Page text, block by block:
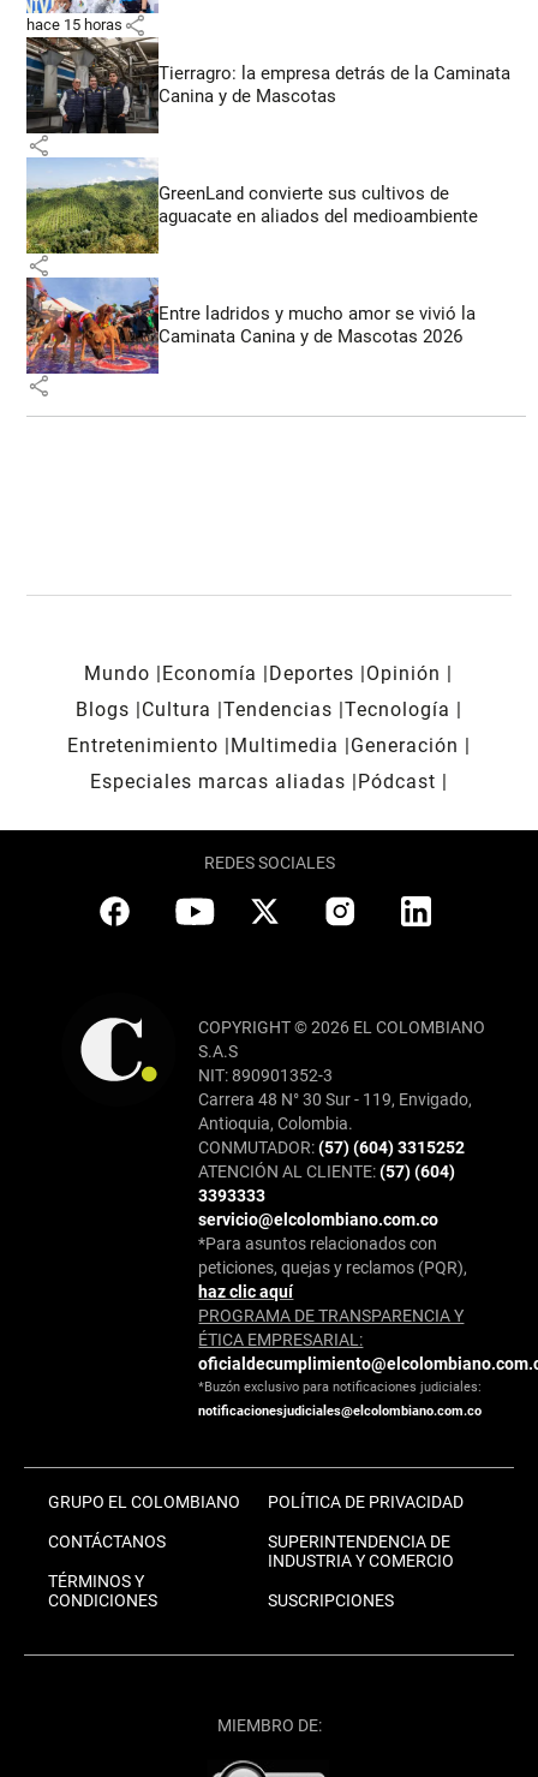
hace 15 horas share
Tierragro: la empresa detrás de la Caminata
Canina y de Mascotas
share
GreenLand convierte sus cultivos de
aguacate en aliados del medioambiente
share
Entre ladridos y mucho amor se vivió la
Caminata Canina y de Mascotas 2026
share
Mundo Economía Deportes
Opinión
Blogs
Cultura Tendencias Tecnología
Entretenimiento
Multimedia
Generación
Especiales marcas aliadas
Pódcast
REDES SOCIALES
COPYRIGHT © 2026 EL COLOMBIANO
S.A.S
NIT: 890901352-3
Carrera 48 N° 30 Sur - 119, Envigado,
Antioquia, Colombia.
CONMUTADOR:(57) (604) 3315252
ATENCIÓN AL CLIENTE:(57) (604)
3393333
servicio@elcolombiano.com.co
*Para asuntos relacionados con
peticiones, quejas y reclamos (PQR),
haz clic aquí
PROGRAMA DE TRANSPARENCIA Y
ÉTICA EMPRESARIAL:
*Buzón exclusivo para notificaciones judiciales:
notificacionesjudiciales@elcolombiano.com.co
GRUPO EL COLOMBIANO
CONTÁCTANOS
TÉRMINOS Y
CONDICIONES
POLÍTICA DE PRIVACIDAD
SUPERINTENDENCIA DE
INDUSTRIA Y COMERCIO
SUSCRIPCIONES
MIEMBRO DE: